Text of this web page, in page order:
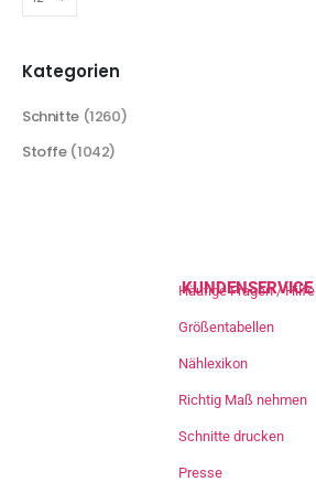
Kategorien
Schnitte (1260)
Stoffe (1042)
KUNDENSERVICE
Häufige Fragen / Hilfe
Größentabellen
Nählexikon
Richtig Maß nehmen
Schnitte drucken
Presse